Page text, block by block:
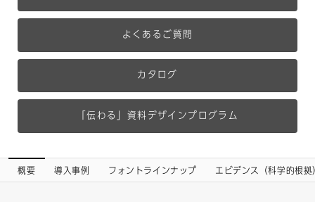
よくあるご質問
カタログ
「伝わる」資料デザインプログラム
概要 導入事例 フォントラインナップ エビデンス（科学的根拠